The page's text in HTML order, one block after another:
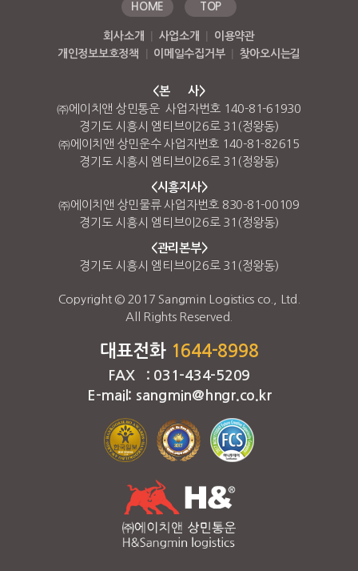
HOME TOP
회사소개 사업소개
이용약관
개인정보보호정책
이메일수집거부 찾아오시는길
<본 사>
㈜에이치앤 상민통운 사업자번호 140-81-61930
경기도 시흥시 엠티브이26로 31(정왕동)
㈜에이치앤 상민운수 사업자번호 140-81-82615
경기도 시흥시 엠티브이26로 31(정왕동)
<시흥지사>
㈜에이치앤 상민물류 사업자번호 830-81-00109
경기도 시흥시 엠티브이26로 31(정왕동)
<관리본부>
경기도 시흥시 엠티브이26로 31(정왕동)
Copyright © 2017 Sangmin Logistics co., Ltd.
All Rights Reserved.
대표전화 1644-8998
FAX : 031-434-5209
E-mail: sangmin@hngr.co.kr